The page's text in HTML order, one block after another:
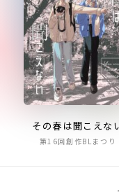
その春は聞こえな
第16回創作BLまつり